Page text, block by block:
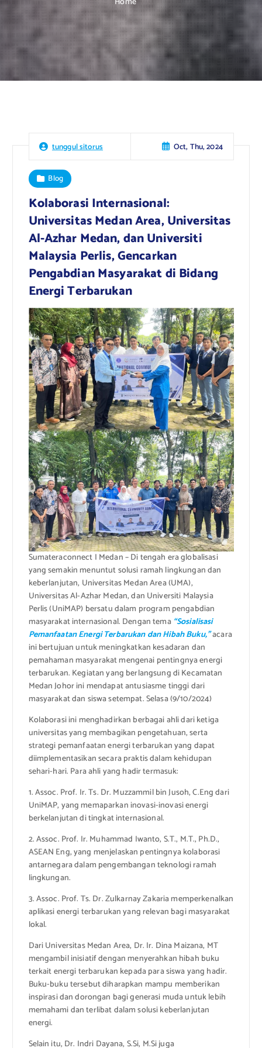
tunggul sitorus Oct, Thu, 2024
Blog
Kolaborasi Internasional:
Universitas Medan Area, Universitas
Al-Azhar Medan, dan Universiti
Malaysia Perlis, Gencarkan
Pengabdian Masyarakat di Bidang
Energi Terbarukan
Sumateraconnect I Medan – Di tengah era globalisasi
yang semakin menuntut solusi ramah lingkungan dan
keberlanjutan, Universitas Medan Area (UMA),
Universitas Al-Azhar Medan, dan Universiti Malaysia
Perlis (UniMAP) bersatu dalam program pengabdian
masyarakat internasional. Dengan tema“Sosialisasi
Pemanfaatan Energi Terbarukan dan Hibah Buku,”acara
ini bertujuan untuk meningkatkan kesadaran dan
pemahaman masyarakat mengenai pentingnya energi
terbarukan. Kegiatan yang berlangsung di Kecamatan
Medan Johor ini mendapat antusiasme tinggi dari
masyarakat dan siswa setempat. Selasa (9/10/2024)
Kolaborasi ini menghadirkan berbagai ahli dari ketiga
universitas yang membagikan pengetahuan, serta
strategi pemanfaatan energi terbarukan yang dapat
diimplementasikan secara praktis dalam kehidupan
sehari-hari. Para ahli yang hadir termasuk:
1. Assoc. Prof. Ir. Ts. Dr. Muzzammil bin Jusoh, C.Eng dari
UniMAP, yang memaparkan inovasi-inovasi energi
berkelanjutan di tingkat internasional.
2. Assoc. Prof. Ir. Muhammad Iwanto, S.T., M.T., Ph.D.,
ASEAN Eng, yang menjelaskan pentingnya kolaborasi
antarnegara dalam pengembangan teknologi ramah
lingkungan.
3. Assoc. Prof. Ts. Dr. Zulkarnay Zakaria memperkenalkan
aplikasi energi terbarukan yang relevan bagi masyarakat
lokal.
Dari Universitas Medan Area, Dr. Ir. Dina Maizana, MT
mengambil inisiatif dengan menyerahkan hibah buku
terkait energi terbarukan kepada para siswa yang hadir.
Buku-buku tersebut diharapkan mampu memberikan
inspirasi dan dorongan bagi generasi muda untuk lebih
memahami dan terlibat dalam solusi keberlanjutan
energi.
Selain itu, Dr. Indri Dayana, S.Si, M.Si juga